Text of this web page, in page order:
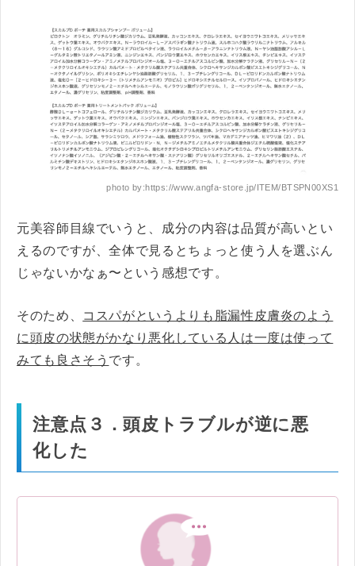
photo by:https://www.angfa-store.jp/ITEM/BTSPN00XS1
元美容師目線でいうと、成分の内容は品質が高いとい
えるのですが、全体で見るとちょっと使う人を選ぶん
じゃないかなぁ〜という感想です。
そのため、
コスパがというよりも脂漏性皮膚炎のよう
に頭皮の状態がかなり悪化している人は一度は使って
みても良さそう です。
注意点３．頭皮トラブルが逆に悪
化した